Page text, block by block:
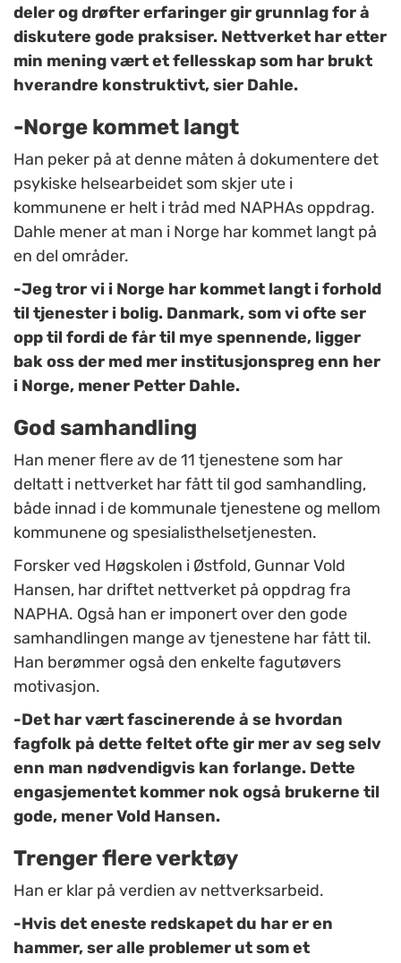
deler og drøfter erfaringer gir grunnlag for å
diskutere gode praksiser. Nettverket har etter
min mening vært et fellesskap som har brukt
hverandre konstruktivt, sier Dahle.
-Norge kommet langt
Han peker på at denne måten å dokumentere det
psykiske helsearbeidet som skjer ute i
kommunene er helt i tråd med NAPHAs oppdrag.
Dahle mener at man i Norge har kommet langt på
en del områder.
-Jeg tror vi i Norge har kommet langt i forhold
til tjenester i bolig. Danmark, som vi ofte ser
opp til fordi de får til mye spennende, ligger
bak oss der med mer institusjonspreg enn her
i Norge, mener Petter Dahle.
God samhandling
Han mener flere av de 11 tjenestene som har
deltatt i nettverket har fått til god samhandling,
både innad i de kommunale tjenestene og mellom
kommunene og spesialisthelsetjenesten.
Forsker ved Høgskolen i Østfold, Gunnar Vold
Hansen, har driftet nettverket på oppdrag fra
NAPHA. Også han er imponert over den gode
samhandlingen mange av tjenestene har fått til.
Han berømmer også den enkelte fagutøvers
motivasjon.
-Det har vært fascinerende å se hvordan
fagfolk på dette feltet ofte gir mer av seg selv
enn man nødvendigvis kan forlange. Dette
engasjementet kommer nok også brukerne til
gode, mener Vold Hansen.
Trenger flere verktøy
Han er klar på verdien av nettverksarbeid.
-Hvis det eneste redskapet du har er en
hammer, ser alle problemer ut som et